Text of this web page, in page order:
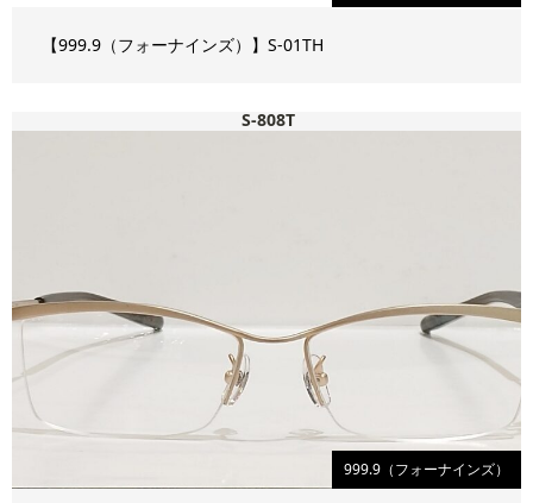
【999.9（フォーナインズ）】S-01TH
S-808T
999.9（フォーナインズ）